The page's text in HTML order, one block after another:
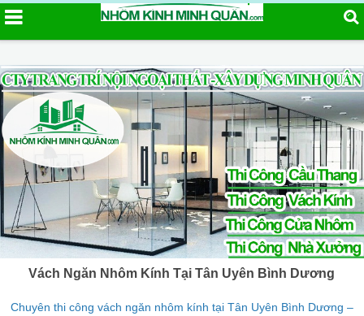
Vách Ngăn Nhôm Kính Tại Tân Uyên Bình Dương
Chuyên thi công vách ngăn nhôm kính tại Tân Uyên Bình Dương –